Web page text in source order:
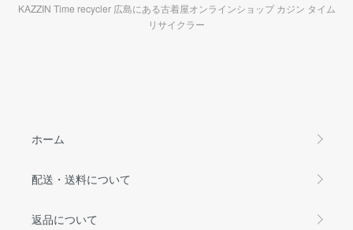
KAZZIN Time recycler 広島にある古着屋オンラインショップ カジン タイム
リサイクラー
ホーム
配送・送料について
返品について